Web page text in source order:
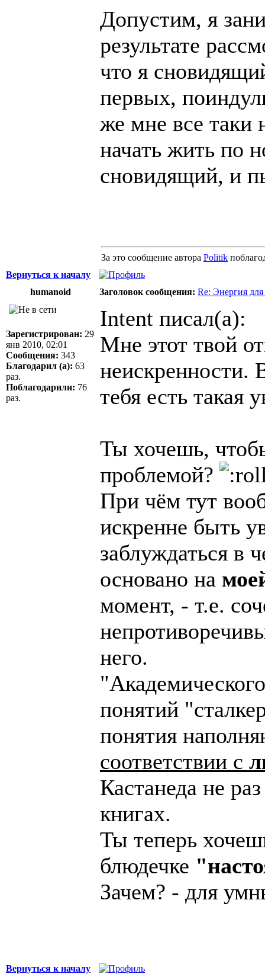
Допустим, я
результате
что я
первых,
же мне все таки
начать жить по
сновидящий, и
За это сообщение автора Politik
Вернуться к началу
humanoid
Заголовок сообщения: Re: Энергия
Зарегистрирован: 29
янв 2010, 02:01
Сообщения: 343
Благодарил (а): 63
раз.
Поблагодарили: 76
раз.
Intent писал(а):
Мне этот твой
неискренности.
тебя есть такая
Ты хочешь,
проблемой?
При чём тут
искренне быть
заблуждаться в
основано на
момент, - т.е.
него.
понятий
понятия
соответствии с
Кастанеда не
книгах.
Ты теперь
блюдечке
Зачем? - для
Вернуться к началу